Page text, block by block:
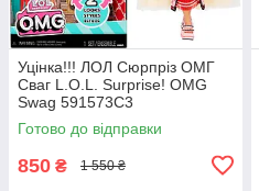
Уцінка!!! ЛОЛ Сюрпріз ОМГ
Сваг L.O.L. Surprise! OMG
Swag 591573C3
Готово до відправки
850 ₴ 1 550 ₴